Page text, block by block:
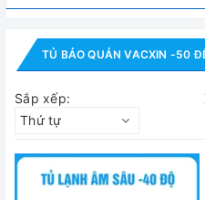
TỦ BẢO QUẢN VACXIN -50
Sắp xếp:
Thứ tự